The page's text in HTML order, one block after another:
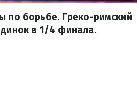
по борьбе. Греко-римский
в 1/4 финала.